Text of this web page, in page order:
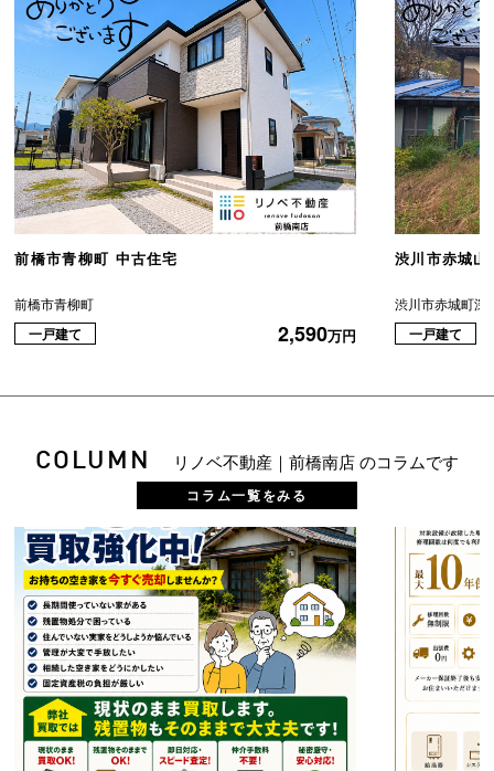
前橋市青柳町 中古住宅
前橋市青柳町
一戸建て 2,590万円
渋川市赤城
渋川市赤城町深
一戸建て
COLUMN リノベ不動産｜前橋南店 のコラムです
コラム一覧をみる